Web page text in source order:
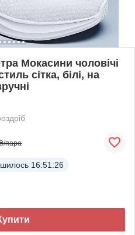
Мокасини чоловічі
сітка, білі, на
пара
16:51:26